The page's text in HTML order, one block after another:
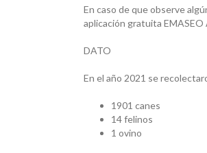
En caso de que observe
aplicación gratuita
DATO
En el año 2021 se
1901 canes
14 felinos
1 ovino